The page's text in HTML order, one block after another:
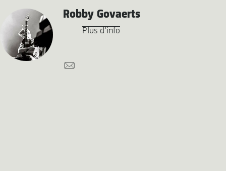
Robby Govaerts
Plus d'info